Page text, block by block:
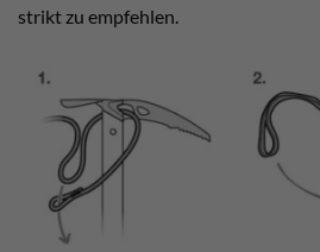
strikt zu empfehlen.